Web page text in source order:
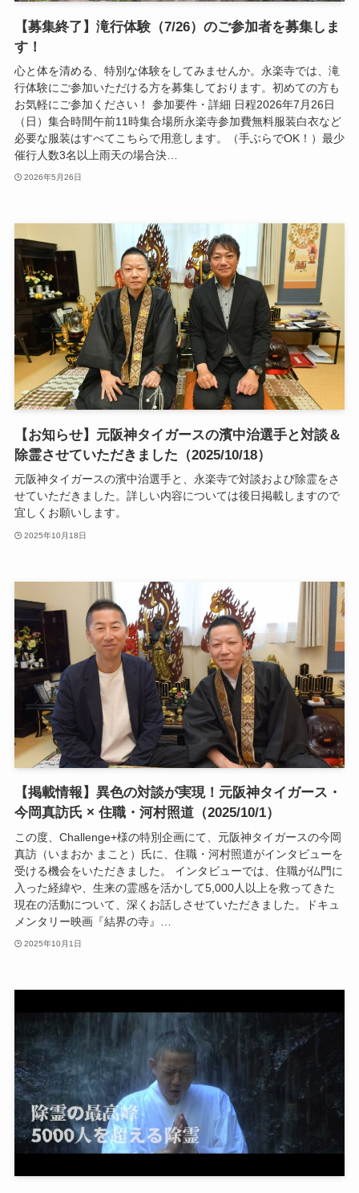
【募集終了】滝行体験（7/26）のご参加者を募集しま
す！
心と体を清める、特別な体験をしてみませんか。永楽寺では、滝
行体験にご参加いただける方を募集しております。初めての方も
お気軽にご参加ください！ 参加要件・詳細 日程2026年7月26日
（日）集合時間午前11時集合場所永楽寺参加費無料服装白衣など
必要な服装はすべてこちらで用意します。（手ぶらでOK！）最少
催行人数3名以上雨天の場合決…
2026年5月26日
【お知らせ】元阪神タイガースの濱中治選手と対談＆
除霊させていただきました（2025/10/18）
元阪神タイガースの濱中治選手と、永楽寺で対談および除霊をさ
せていただきました。詳しい内容については後日掲載しますので
宜しくお願いします。
2025年10月18日
【掲載情報】異色の対談が実現！元阪神タイガース・
今岡真訪氏 × 住職・河村照道（2025/10/1）
この度、Challenge+様の特別企画にて、元阪神タイガースの今岡
真訪（いまおか まこと）氏に、住職・河村照道がインタビューを
受ける機会をいただきました。 インタビューでは、住職が仏門に
入った経緯や、生来の霊感を活かして5,000人以上を救ってきた
現在の活動について、深くお話しさせていただきました。ドキュ
メンタリー映画『結界の寺』…
2025年10月1日